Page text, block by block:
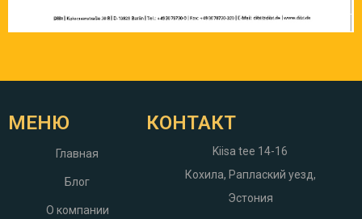
МЕНЮ
Главная
Блог
О компании
КОНТАКТ
Kiisa tee 14-16
Кохила, Раплаский уезд,
Эстония